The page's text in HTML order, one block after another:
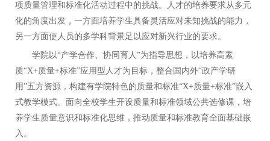
项质量管理和标准化活动过程中的挑战。人才的培养要求从多元
化的角度出发，一方面培养学生具备灵活应对未知挑战的能力，
另一方面使人员的多学科背景足以应对新兴行业的要求。
学院以“产学合作、协同育人”为指导思想，以培养高素
质“X+质量+标准”应用型人才为目标，整合国内外“政产学研
用”五方资源，构建有学院特色的质量和标准“X+质量+标准”嵌入
式教学模式。面向全校学生开设质量和标准领域公共选修课，培
养学生质量意识和标准化思维，推动质量和标准教育全面基础嵌
入。